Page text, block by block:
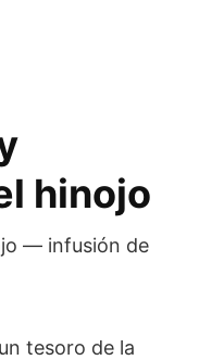
hinojo
tesoro de la